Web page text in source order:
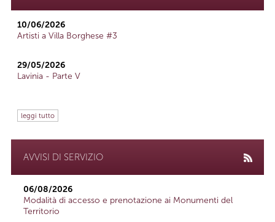
10/06/2026
Artisti a Villa Borghese #3
29/05/2026
Lavinia - Parte V
leggi tutto
AVVISI DI SERVIZIO
06/08/2026
Modalità di accesso e prenotazione ai Monumenti del
Territorio